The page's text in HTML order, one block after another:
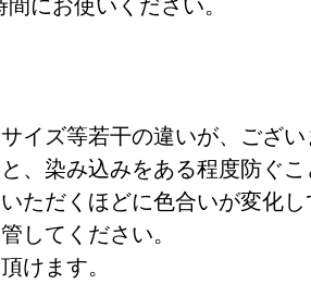
イズ等若干の違いが、ござい
くと、染み込みをある
ただくほどに色合いが変化し
してください。
き、長くご愛